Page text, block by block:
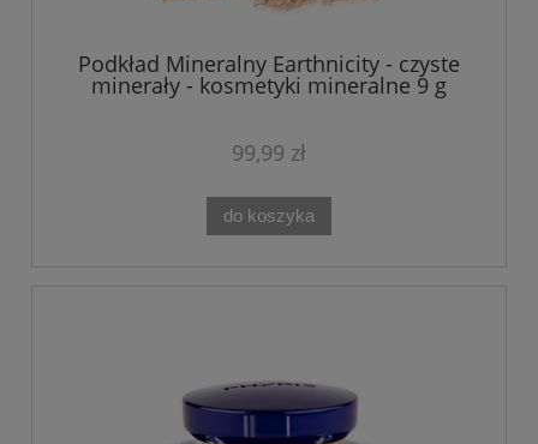
Podkład Mineralny Earthnicity - czyste
minerały - kosmetyki mineralne 9 g
99,99 zł
do koszyka